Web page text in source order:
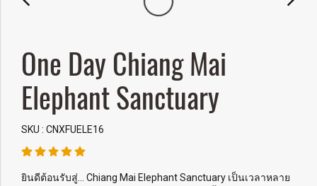
One Day Chiang Mai
Elephant Sanctuary
SKU : CNXFUELE16
ยินดีต้อนรับสู่... Chiang Mai Elephant Sanctuary เป็นเวลาหลาย